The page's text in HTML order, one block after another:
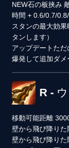
NEW石の板挟み
時間 + 0.6/0.7/
スタンの最大効
タンします）
アップデート ただ
爆発して追加ダ
R -
移動可能距離
壁から飛び降り
壁から飛び降り